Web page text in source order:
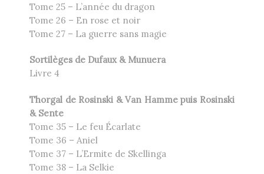
Tome 25 – L’année du dragon
Tome 26 – En rose et noir
Tome 27 – La guerre sans magie
Sortilèges de Dufaux & Munuera
Livre 4
Thorgal de Rosinski & Van Hamme puis Rosinski
& Sente
Tome 35 – Le feu Écarlate
Tome 36 – Aniel
Tome 37 – L’Ermite de Skellinga
Tome 38 – La Selkie